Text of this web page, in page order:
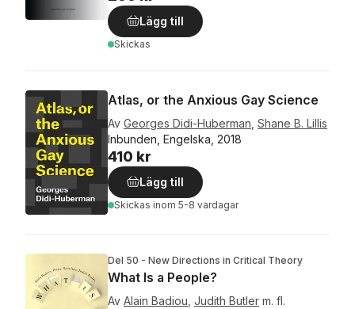
Lägg till
Skickas
Atlas, or the Anxious Gay Science
Av Georges Didi-Huberman Shane B. Lillis
Inbunden, Engelska, 2018
410 kr
Lägg till
Skickas inom 5-8 vardagar
Del 50 - New Directions in Critical Theory
What Is a People?
Av Alain Badiou Judith Butler m. fl.